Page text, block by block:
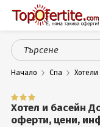
Оферти
СПА
Планина
Начало Спа
Хотел и басейн
оферти, цени,